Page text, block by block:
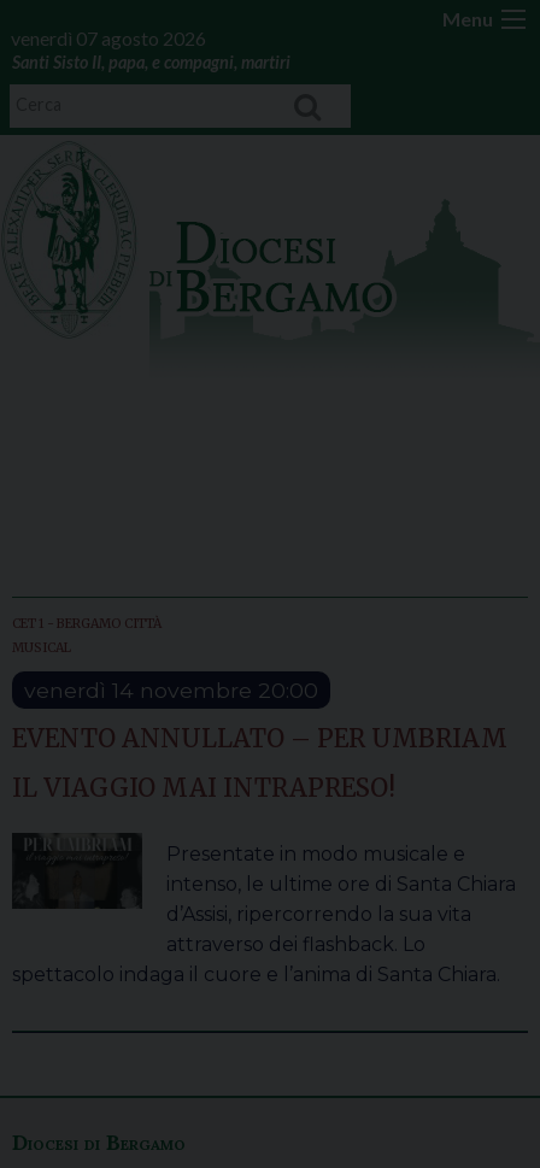
Menu
venerdì 07 agosto 2026
Santi Sisto II, papa, e compagni, martiri
CET 1 - BERGAMO CITTÀ
MUSICAL
venerdì 14 novembre 20:00
EVENTO ANNULLATO – PER UMBRIAM
IL VIAGGIO MAI INTRAPRESO!
Presentate in modo musicale e
intenso, le ultime ore di Santa Chiara
d’Assisi, ripercorrendo la sua vita
attraverso dei flashback. Lo
spettacolo indaga il cuore e l’anima di Santa Chiara.
s
Diocesi di Bergamo